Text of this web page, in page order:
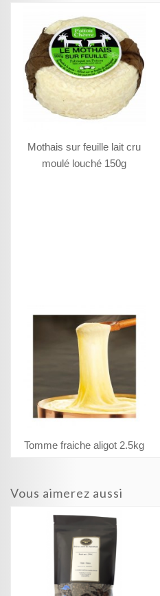
Mothais sur feuille lait cru
moulé louché 150g
Tomme fraiche aligot 2.5kg
Vous aimerez aussi